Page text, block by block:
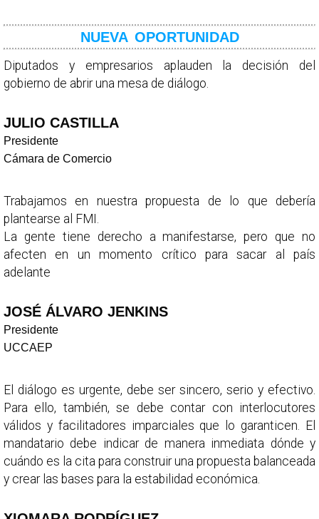
NUEVA OPORTUNIDAD
Diputados y empresarios aplauden la decisión del
gobierno de abrir una mesa de diálogo.
JULIO CASTILLA
Presidente
Cámara de Comercio
Trabajamos en nuestra propuesta de lo que debería
plantearse al FMI.
La gente tiene derecho a manifestarse, pero que no
afecten en un momento crítico para sacar al país
adelante
JOSÉ ÁLVARO JENKINS
Presidente
UCCAEP
El diálogo es urgente, debe ser sincero, serio y efectivo.
Para ello, también, se debe contar con interlocutores
válidos y facilitadores imparciales que lo garanticen. El
mandatario debe indicar de manera inmediata dónde y
cuándo es la cita para construir una propuesta balanceada
y crear las bases para la estabilidad económica.